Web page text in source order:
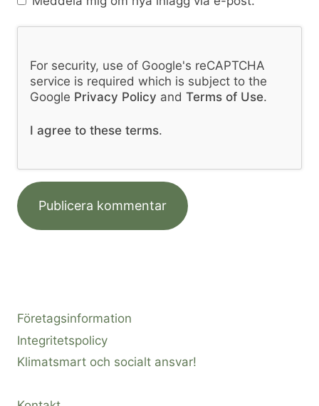
For security, use of Google's reCAPTCHA
service is required which is subject to the
Google Privacy Policy and Terms of Use.
I agree to these terms.
Företagsinformation
Integritetspolicy
Klimatsmart och socialt ansvar!